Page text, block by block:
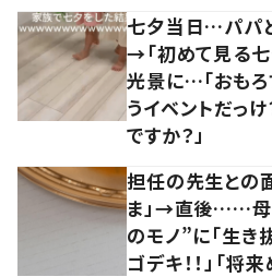
七夕当日…パパ
→「初めて見る
光景に…「おもろ
うイベントだっ
ですか？」
担任の先生との
ま」→直後……母
のモノ”に「生き
ゴデキ！！」「将